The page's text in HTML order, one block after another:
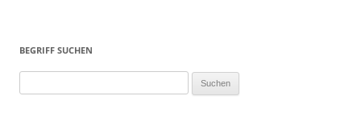
BEGRIFF SUCHEN